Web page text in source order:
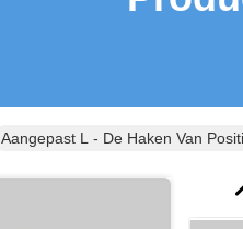
Aangepast L - De Haken Van